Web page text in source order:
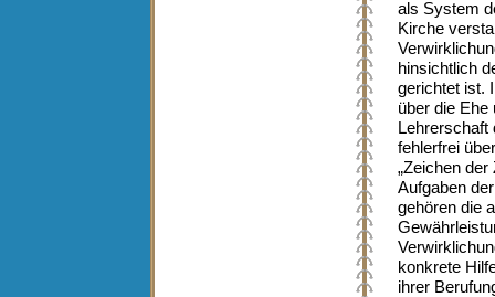
als System
Kirche
hinsichtlich
gerichtet ist.
über die Ehe
Lehrerschaft
fehlerfrei
„Zeichen der
Aufgaben
gehören die
konkrete
ihrer